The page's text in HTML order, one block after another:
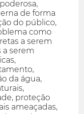
de forma
do público,
como
a serem
a serem
da água,
proteção
ameaçadas,